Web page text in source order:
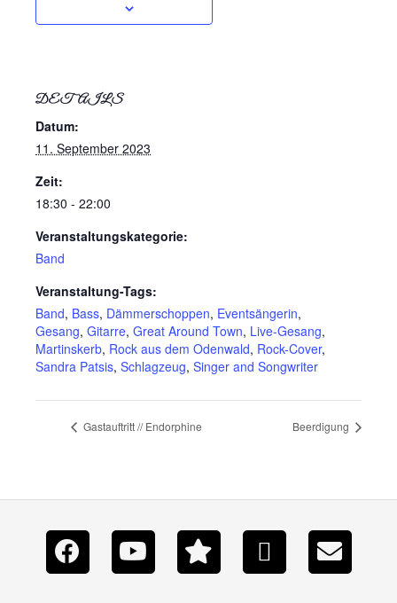
DETAILS
Datum:
11. September 2023
Zeit:
18:30 - 22:00
Veranstaltungskategorie:
Band
Veranstaltung-Tags:
Band, Bass, Dämmerschoppen, Eventsängerin,
Gesang, Gitarre, Great Around Town, Live-Gesang,
Martinskerb, Rock aus dem Odenwald, Rock-Cover,
Sandra Patsis, Schlagzeug, Singer and Songwriter
Gastauftritt // Endorphine Beerdigung